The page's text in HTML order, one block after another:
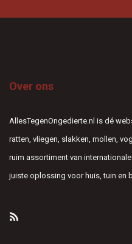
Over ons
AllesTegenOngedierte.nl is dé
ratten, vliegen, slakken, mollen,
ruim assortiment van
juiste oplossing voor huis, tuin en